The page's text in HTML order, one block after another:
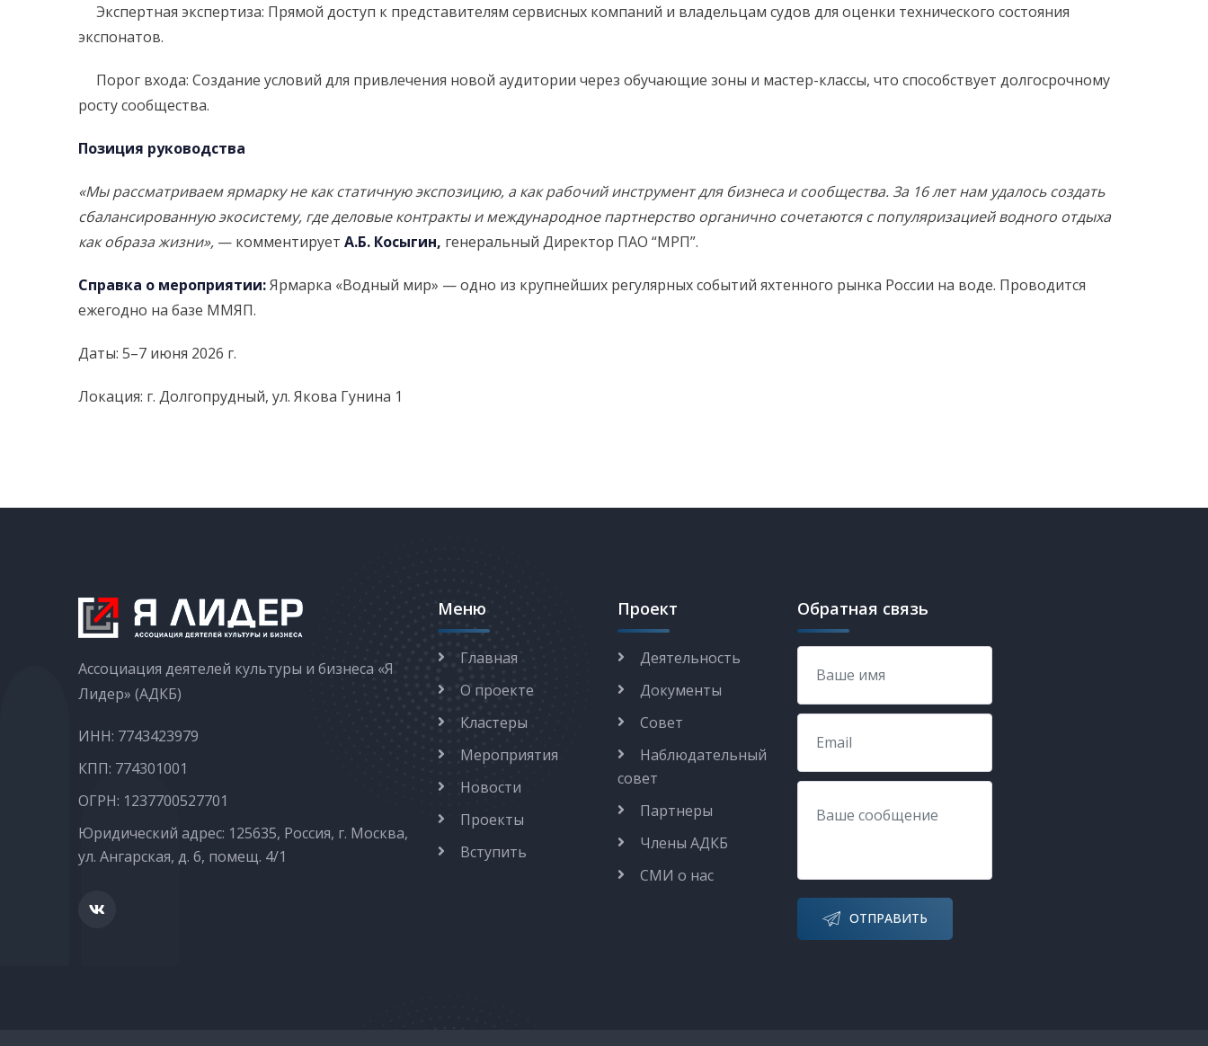
Экспертная экспертиза: Прямой доступ к представителям сервисных компаний и владельцам судов для оценки технического состояния
экспонатов.
Порог входа: Создание условий для привлечения новой аудитории через обучающие зоны и мастер-классы, что способствует долгосрочному
росту сообщества.
Позиция руководства
«Мы рассматриваем ярмарку не как статичную экспозицию, а как рабочий инструмент для бизнеса и сообщества. За 16 лет нам удалось создать
сбалансированную экосистему, где деловые контракты и международное партнерство органично сочетаются с популяризацией водного отдыха
как образа жизни», — комментирует А.Б. Косыгин, генеральный Директор ПАО “МРП”.
Справка о мероприятии:Ярмарка «Водный мир» — одно из крупнейших регулярных событий яхтенного рынка России на воде. Проводится
ежегодно на базе ММЯП.
Даты: 5–7 июня 2026 г.
Локация: г. Долгопрудный, ул. Якова Гунина 1
Ассоциация деятелей культуры и бизнеса «Я
Лидер» (АДКБ)
ИНН: 7743423979
КПП: 774301001
ОГРН: 1237700527701
Юридический адрес: 125635, Россия, г. Москва,
ул. Ангарская, д. 6, помещ. 4/1
Меню
Главная
О проекте
Кластеры
Мероприятия
Новости
Проекты
Вступить
Проект
Деятельность
Документы
Совет
Наблюдательный
совет
Партнеры
Члены АДКБ
СМИ о нас
Обратная связь
ОТПРАВИТЬ